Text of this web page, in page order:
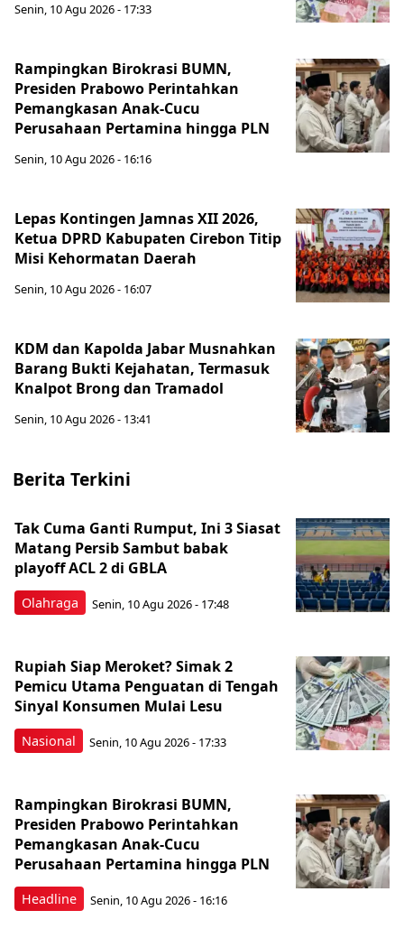
Senin, 10 Agu 2026 - 17:33
Rampingkan Birokrasi BUMN,
Presiden Prabowo Perintahkan
Pemangkasan Anak-Cucu
Perusahaan Pertamina hingga PLN
Senin, 10 Agu 2026 - 16:16
Lepas Kontingen Jamnas XII 2026,
Ketua DPRD Kabupaten Cirebon Titip
Misi Kehormatan Daerah
Senin, 10 Agu 2026 - 16:07
KDM dan Kapolda Jabar Musnahkan
Barang Bukti Kejahatan, Termasuk
Knalpot Brong dan Tramadol
Senin, 10 Agu 2026 - 13:41
Berita Terkini
Olahraga
Tak Cuma Ganti Rumput, Ini 3 Siasat
Matang Persib Sambut babak
playoff ACL 2 di GBLA
Senin, 10 Agu 2026 - 17:48
Nasional
Rupiah Siap Meroket? Simak 2
Pemicu Utama Penguatan di Tengah
Sinyal Konsumen Mulai Lesu
Senin, 10 Agu 2026 - 17:33
Headline
Rampingkan Birokrasi BUMN,
Presiden Prabowo Perintahkan
Pemangkasan Anak-Cucu
Perusahaan Pertamina hingga PLN
Senin, 10 Agu 2026 - 16:16